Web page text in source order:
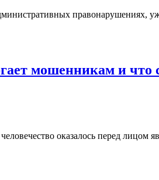
правонарушениях,
мошенникам и что
оказалось перед лицом